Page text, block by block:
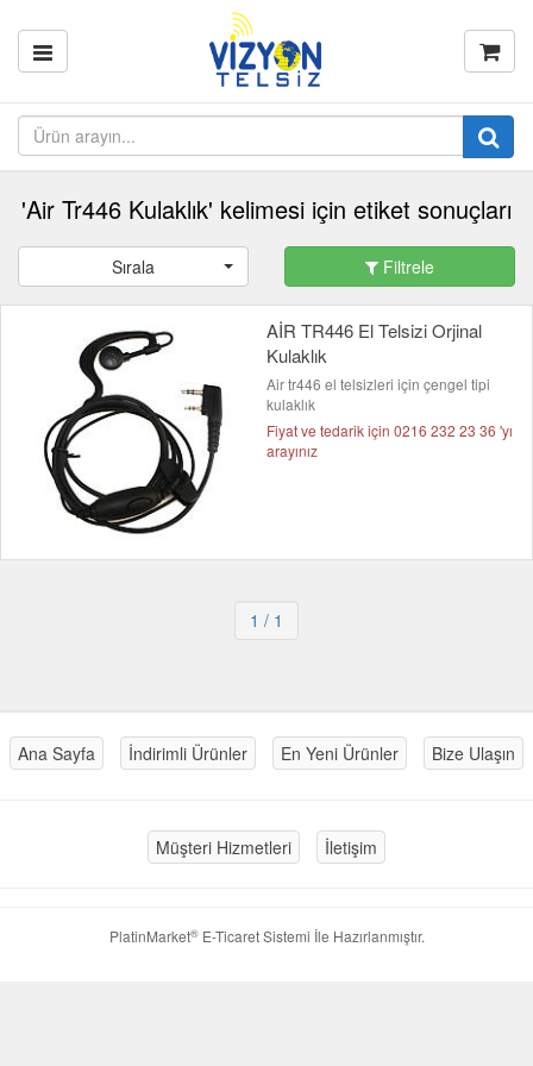
'Air Tr446 Kulaklık' kelimesi için etiket sonuçları
Sırala Filtrele
AİR TR446 El Telsizi Orjinal
Kulaklık
Air tr446 el telsizleri için çengel tipi
kulaklık
Fiyat ve tedarik için 0216 232 23 36 'yı
arayınız
1 / 1
Ana Sayfa İndirimli Ürünler En Yeni Ürünler Bize Ulaşın
Müşteri Hizmetleri İletişim
PlatinMarket®E-Ticaret Sistemi İle Hazırlanmıştır.